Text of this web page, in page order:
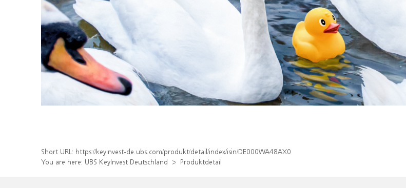
Short URL: https://keyinvest-de.ubs.com/produkt/detail/index/isin/DE000WA48AX0
You are here: UBS KeyInvest Deutschland Produktdetail